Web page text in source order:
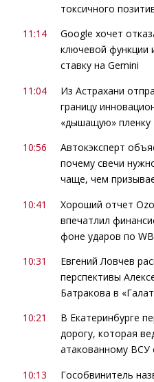
токсичного
11:14
Google хочет
ключевой функции
ставку на Gemini
11:04
Из Астрахани
границу
«дышащую» пленку
10:56
Автокэксперт
почему свечи
чаще, чем
10:41
Хороший отчет
впечатлил
фоне ударов по WB
10:31
Евгений Ловчев
перспективы
Батракова в
10:21
В Екатеринбурге
дорогу, которая
атакованному ВСУ
10:13
Гособвинитель